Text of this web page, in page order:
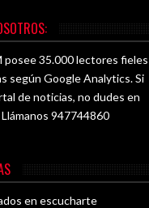
35.000 lectores fieles
según Google Analytics. Si
de noticias, no dudes en
Llámanos 947744860
en escucharte